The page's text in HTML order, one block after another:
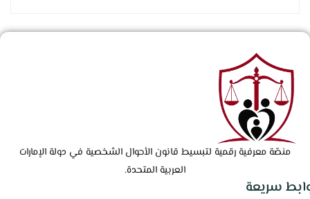
منصّة معرفية رقمية لتبسيط قانون الأحوال الشخصية في دولة الإمارات
العربية المتحدة.
سريعة